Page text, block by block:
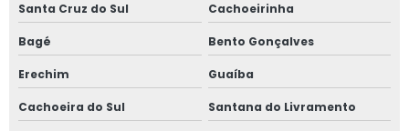
Santa Cruz do Sul Cachoeirinha
Bagé Bento Gonçalves
Erechim Guaíba
Cachoeira do Sul Santana do Livramento